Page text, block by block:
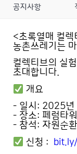
공지사항
<초록열매 컬
농촌쓰레기는
컬렉티브의 실
초대합니다.
개요
- 일시: 2025
- 장소: 페럼타
- 참석: 자원순
신청 :